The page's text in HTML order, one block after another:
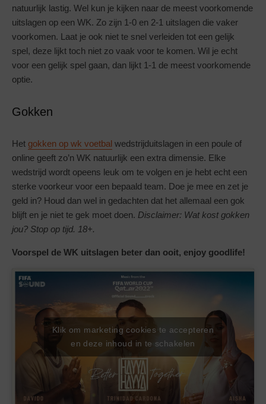
natuurlijk lastig. Wel kun je kijken naar de meest voorkomende
uitslagen op een WK. Zo zijn 1-0 en 2-1 uitslagen die vaker
voorkomen. Laat je ook niet te snel verleiden tot een gelijk
spel, deze lijkt toch niet zo vaak voor te komen. Wil je echt
voor een gelijk spel gaan, dan lijkt 1-1 de meest voorkomende
optie.
Gokken
Het gokken op wk voetbal wedstrijduitslagen in een poule of
online geeft zo’n WK natuurlijk een extra dimensie. Elke
wedstrijd wordt opeens leuk om te volgen en je hebt echt een
sterke voorkeur voor een bepaald team. Doe je mee en zet je
geld in? Houd dan wel in gedachten dat het allemaal een gok
blijft en je niet te gek moet doen. Disclaimer: Wat kost gokken
jou? Stop op tijd. 18+.
Voorspel de WK uitslagen beter dan ooit, enjoy goodlife!
Klik om marketing cookies te accepteren
en deze inhoud in te schakelen